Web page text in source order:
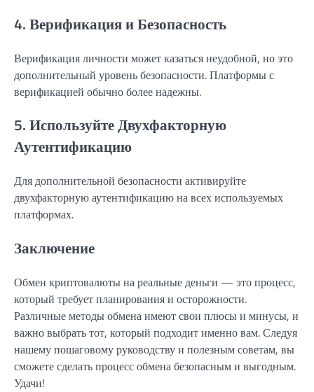
4. Верификация и Безопасность
Верификация личности может казаться неудобной, но это
дополнительный уровень безопасности. Платформы с
верификацией обычно более надежны.
5. Используйте Двухфакторную
Аутентификацию
Для дополнительной безопасности активируйте
двухфакторную аутентификацию на всех используемых
платформах.
Заключение
Обмен криптовалюты на реальные деньги — это процесс,
который требует планирования и осторожности.
Различные методы обмена имеют свои плюсы и минусы, и
важно выбрать тот, который подходит именно вам. Следуя
нашему пошаговому руководству и полезным советам, вы
сможете сделать процесс обмена безопасным и выгодным.
Удачи!